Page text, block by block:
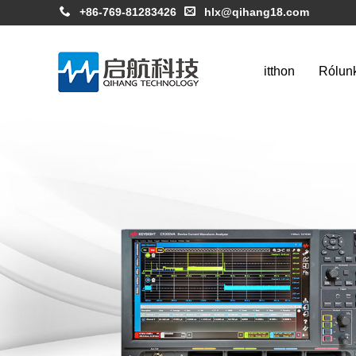
+86-769-81283426 hlx@qihang18.com
itthon